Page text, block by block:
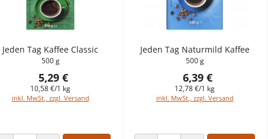
Jeden Tag Kaffee Classic
500 g
5,29 €
10,58 €/1 kg
inkl. MwSt., zzgl. Versand
Jeden Tag Naturmild Kaffee
500 g
6,39 €
12,78 €/1 kg
inkl. MwSt., zzgl. Versand